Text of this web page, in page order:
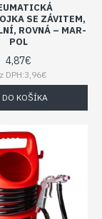
SE ZÁVITEM,
ROVNÁ – MAR-
POL
4,87€
DPH:3,96€
DO KOŠÍKA